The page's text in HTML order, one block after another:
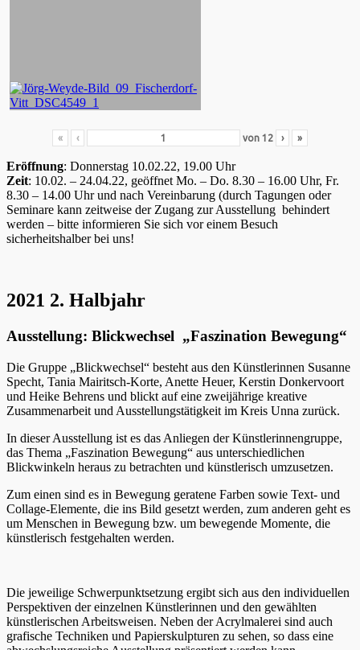
« ‹ von 12 › »
Eröffnung: Donnerstag 10.02.22, 19.00 Uhr
Zeit: 10.02. – 24.04.22, geöffnet Mo. – Do. 8.30 – 16.00 Uhr, Fr.
8.30 – 14.00 Uhr und nach Vereinbarung (durch Tagungen oder
Seminare kann zeitweise der Zugang zur Ausstellung behindert
werden – bitte informieren Sie sich vor einem Besuch
sicherheitshalber bei uns!
2021 2. Halbjahr
Ausstellung: Blickwechsel „Faszination Bewegung“
Die Gruppe „Blickwechsel“ besteht aus den Künstlerinnen Susanne
Specht, Tania Mairitsch-Korte, Anette Heuer, Kerstin Donkervoort
und Heike Behrens und blickt auf eine zweijährige kreative
Zusammenarbeit und Ausstellungstätigkeit im Kreis Unna zurück.
In dieser Ausstellung ist es das Anliegen der Künstlerinnengruppe,
das Thema „Faszination Bewegung“ aus unterschiedlichen
Blickwinkeln heraus zu betrachten und künstlerisch umzusetzen.
Zum einen sind es in Bewegung geratene Farben sowie Text- und
Collage-Elemente, die ins Bild gesetzt werden, zum anderen geht es
um Menschen in Bewegung bzw. um bewegende Momente, die
künstlerisch festgehalten werden.
Die jeweilige Schwerpunktsetzung ergibt sich aus den individuellen
Perspektiven der einzelnen Künstlerinnen und den gewählten
künstlerischen Arbeitsweisen. Neben der Acrylmalerei sind auch
grafische Techniken und Papierskulpturen zu sehen, so dass eine